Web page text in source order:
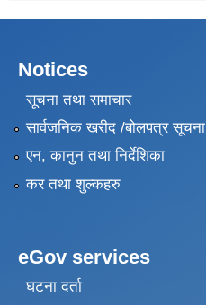
Notices
सूचना तथा समाचार
सार्वजनिक खरीद /बोलपत्र सूचना
एन, कानुन तथा निर्देशिका
कर तथा शुल्कहरु
eGov services
घटना दर्ता